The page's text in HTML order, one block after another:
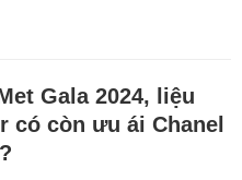
Gala 2024, liệu
có còn ưu ái Chanel